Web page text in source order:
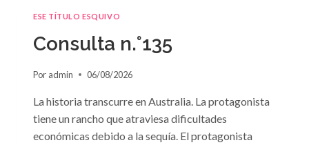
ESE TÍTULO ESQUIVO
Consulta n.°135
Por admin 06/08/2026
La historia transcurre en Australia. La protagonista
tiene un rancho que atraviesa dificultades
económicas debido a la sequía. El protagonista